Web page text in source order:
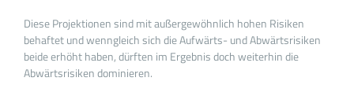
Diese Projektionen sind mit außergewöhnlich hohen Risiken
behaftet und wenngleich sich die Aufwärts- und Abwärtsrisiken
beide erhöht haben, dürften im Ergebnis doch weiterhin die
Abwärtsrisiken dominieren.